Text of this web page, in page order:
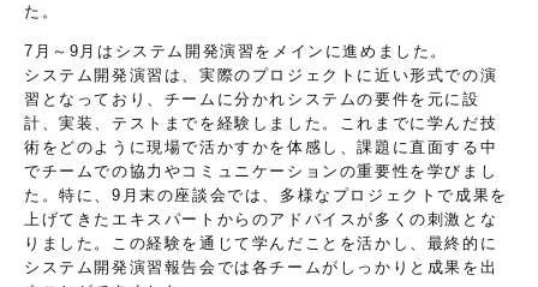
た。
7月～9月はシステム開発演習をメインに進めました。
システム開発演習は、実際のプロジェクトに近い形式での演
習となっており、チームに分かれシステムの要件を元に設
計、実装、テストまでを経験しました。これまでに学んだ技
術をどのように現場で活かすかを体感し、課題に直面する中
でチームでの協力やコミュニケーションの重要性を学びまし
た。特に、9月末の座談会では、多様なプロジェクトで成果を
上げてきたエキスパートからのアドバイスが多くの刺激とな
りました。この経験を通じて学んだことを活かし、最終的に
システム開発演習報告会では各チームがしっかりと成果を出